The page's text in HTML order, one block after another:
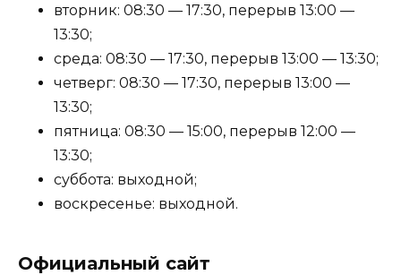
вторник: 08:30 — 17:30, перерыв 13:00 —
13:30;
среда: 08:30 — 17:30, перерыв 13:00 — 13:30;
четверг: 08:30 — 17:30, перерыв 13:00 —
13:30;
пятница: 08:30 — 15:00, перерыв 12:00 —
13:30;
суббота: выходной;
воскресенье: выходной.
Официальный сайт